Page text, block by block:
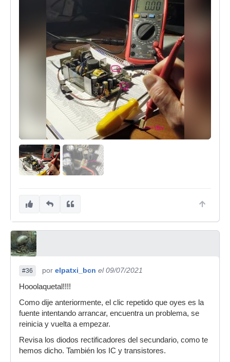
#36 por elpatxi_bcn el 09/07/2021
Hooolaquetal!!!!
Como dije anteriormente, el clic repetido que oyes es la
fuente intentando arrancar, encuentra un problema, se
reinicia y vuelta a empezar.
Revisa los diodos rectificadores del secundario, como te
hemos dicho. También los IC y transistores.